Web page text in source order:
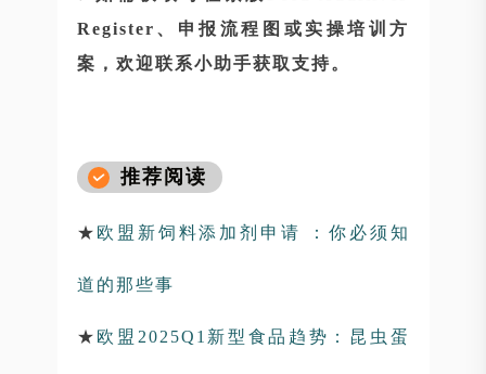
Register、申报流程图或实操培训方
案，欢迎联系小助手获取支持。
推荐阅读
★ 欧盟新饲料添加剂申请 ：你必须知
道的那些事
★ 欧盟2025Q1新型食品趋势：昆虫蛋